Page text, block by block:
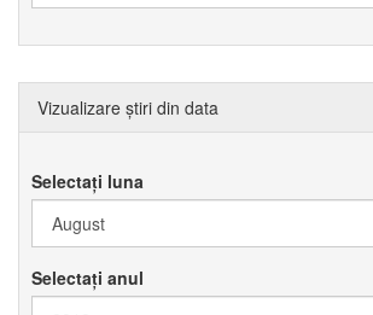
Vizualizare știri din data
Selectați luna
Selectați anul